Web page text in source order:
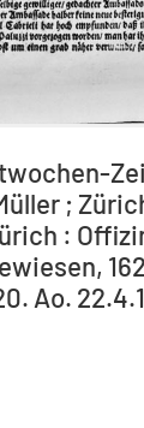
;
:
Ao.